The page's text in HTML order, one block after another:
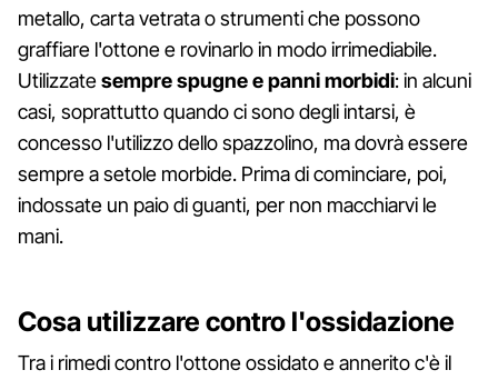
metallo, carta vetrata o strumenti che possono
graffiare l'ottone e rovinarlo in modo irrimediabile.
Utilizzatesempre spugne e panni morbidi: in alcuni
casi, soprattutto quando ci sono degli intarsi, è
concesso l'utilizzo dello spazzolino, ma dovrà essere
sempre a setole morbide. Prima di cominciare, poi,
indossate un paio di guanti, per non macchiarvi le
mani.
Cosa utilizzare contro l'ossidazione
Tra i rimedi contro l'ottone ossidato e annerito c'è il